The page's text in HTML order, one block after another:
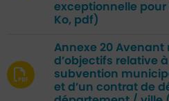
exceptionnelle
Ko, pdf)
Annexe 20 Avenant
d’objectifs relative
subvention
et d’un contrat de